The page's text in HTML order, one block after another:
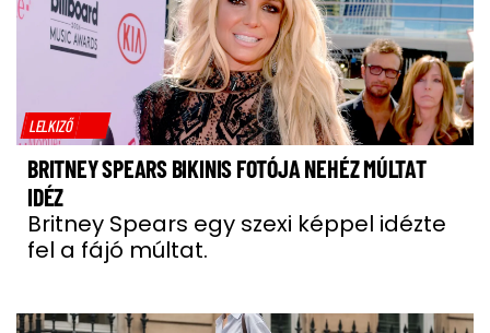
LELKIZŐ
BRITNEY SPEARS BIKINIS FOTÓJA NEHÉZ MÚLTAT
IDÉZ
Britney Spears egy szexi képpel idézte
fel a fájó múltat.